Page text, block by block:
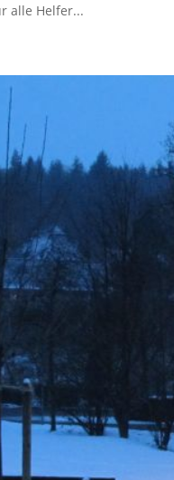
alle Helfer...